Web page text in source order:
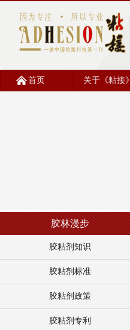
首页 关于《粘接》
胶林漫步
胶粘剂知识
胶粘剂标准
胶粘剂政策
胶粘剂专利